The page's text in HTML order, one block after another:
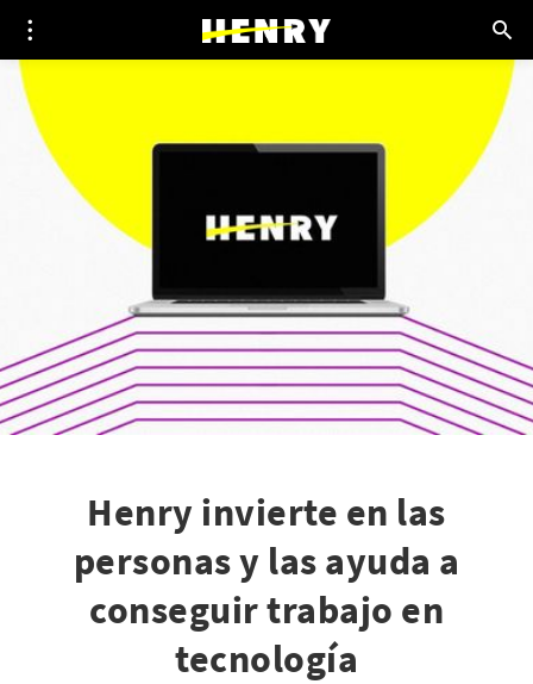
Henry invierte en las
personas y las ayuda a
conseguir trabajo en
tecnología